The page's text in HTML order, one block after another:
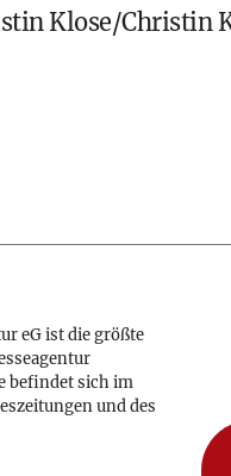
Klose/Christin
eG ist die größte
befindet sich im
und des